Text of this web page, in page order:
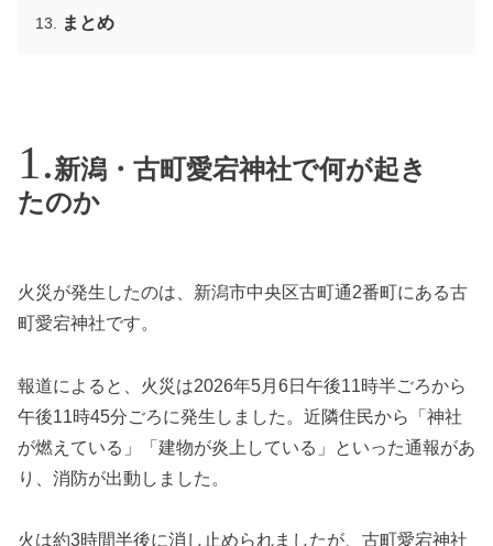
まとめ
新潟・古町愛宕神社で何が起き
たのか
火災が発生したのは、新潟市中央区古町通2番町にある古
町愛宕神社です。
報道によると、火災は2026年5月6日午後11時半ごろから
午後11時45分ごろに発生しました。近隣住民から「神社
が燃えている」「建物が炎上している」といった通報があ
り、消防が出動しました。
火は約3時間半後に消し止められましたが、古町愛宕神社